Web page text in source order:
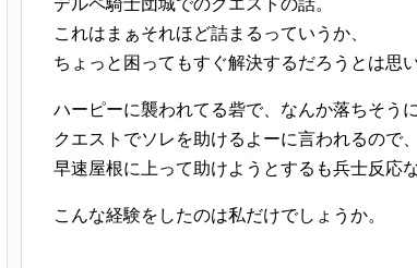
デルペ騎士団城でのクエストの話。
これはまぁそれほど詰まるっていうか、
ちょっと困ってもすぐ解決するだろうとは思
ハーピーに襲われてる砦で、なんか落ちそう
クエストでソレを助けるよーに言われるので
早速屋根に上って助けようとするも兵士反応な
こんな経験をしたのは私だけでしょうか。